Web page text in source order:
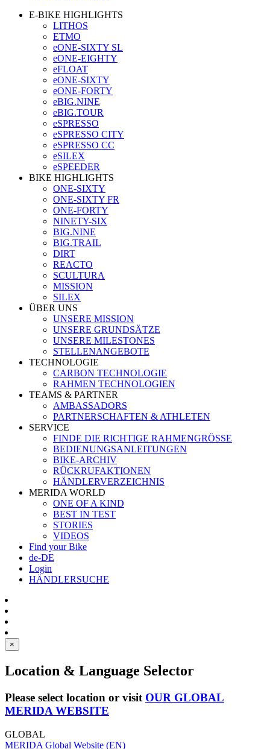
E-BIKE HIGHLIGHTS
LITHOS
ETMO
eONE-SIXTY SL
eONE-EIGHTY
eFLOAT
eONE-SIXTY
eONE-FORTY
eBIG.NINE
eBIG.TOUR
eSPRESSO
eSPRESSO CITY
eSPRESSO CC
eSILEX
eSPEEDER
BIKE HIGHLIGHTS
ONE-SIXTY
ONE-SIXTY FR
ONE-FORTY
NINETY-SIX
BIG.NINE
BIG.TRAIL
DIRT
REACTO
SCULTURA
MISSION
SILEX
ÜBER UNS
UNSERE MISSION
UNSERE GRUNDSÄTZE
UNSERE MILESTONES
STELLENANGEBOTE
TECHNOLOGIE
CARBON TECHNOLOGIE
RAHMEN TECHNOLOGIEN
TEAMS & PARTNER
AMBASSADORS
PARTNERSCHAFTEN & ATHLETEN
SERVICE
FINDE DIE RICHTIGE RAHMENGRÖSSE
BEDIENUNGSANLEITUNGEN
BIKE-ARCHIV
RÜCKRUFAKTIONEN
HÄNDLERVERZEICHNIS
MERIDA WORLD
ONE OF A KIND
BEST IN TEST
STORIES
VIDEOS
Find your Bike
de-DE
Login
HÄNDLERSUCHE
×
Location & Language Selector
Please select location or visit OUR GLOBAL
MERIDA WEBSITE
GLOBAL
MERIDA Global Website (EN)